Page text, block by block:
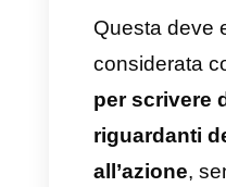
efficace